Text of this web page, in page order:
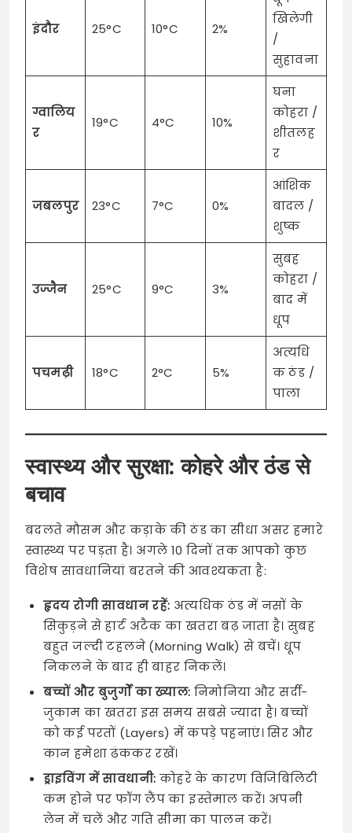
इंदौर 25°C 10°C 2%
खिलेगी
/
सुहावना
ग्वालिय
र
19°C 4°C 10%
घना
कोहरा /
शीतलह
र
जबलपुर 23°C 7°C 0%
आंशिक
बादल /
शुष्क
उज्जैन 25°C 9°C 3%
सुबह
कोहरा /
बाद में
धूप
पचमढ़ी 18°C 2°C 5%
अत्यधि
क ठंड /
पाला
स्वास्थ्य और सुरक्षा: कोहरे और ठंड से
बचाव
बदलते मौसम और कड़ाके की ठंड का सीधा असर हमारे
स्वास्थ्य पर पड़ता है। अगले 10 दिनों तक आपको कुछ
विशेष सावधानियां बरतने की आवश्यकता है:
हृदय रोगी सावधान रहें: अत्यधिक ठंड में नसों के
सिकुड़ने से हार्ट अटैक का खतरा बढ़ जाता है। सुबह
बहुत जल्दी टहलने (Morning Walk) से बचें। धूप
निकलने के बाद ही बाहर निकलें।
बच्चों और बुजुर्गों का ख्याल: निमोनिया और सर्दी-
जुकाम का खतरा इस समय सबसे ज्यादा है। बच्चों
को कई परतों (Layers) में कपड़े पहनाएं। सिर और
कान हमेशा ढंककर रखें।
ड्राइविंग में सावधानी: कोहरे के कारण विजिबिलिटी
कम होने पर फॉग लैंप का इस्तेमाल करें। अपनी
लेन में चलें और गति सीमा का पालन करें।